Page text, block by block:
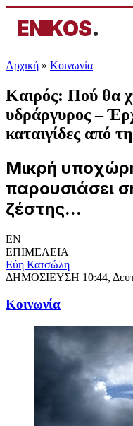
ENIKOS.
Αρχική » Κοινωνία
Καιρός: Πού θα
υδράργυρος –
καταιγίδες από
Μικρή
παρουσιάσει
ζέστης...
EN
ΕΠΙΜΕΛΕΙΑ
Εύη Κατσώλη
ΔΗΜΟΣΙΕΥΣΗ 10:44,
Κοινωνία